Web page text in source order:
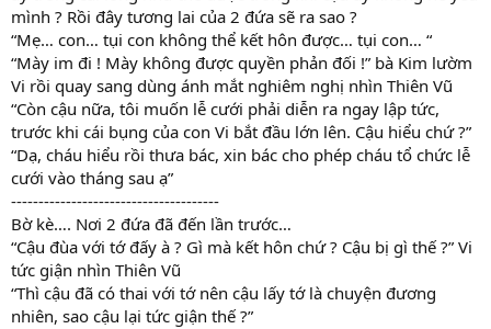
mình ? Rồi đây tương lai của 2 đứa sẽ ra sao ?
“Mẹ… con… tụi con không thể kết hôn được… tụi con… “
“Mày im đi ! Mày không được quyền phản đối !” bà Kim lườm
Vi rồi quay sang dùng ánh mắt nghiêm nghị nhìn Thiên Vũ
“Còn cậu nữa, tôi muốn lễ cưới phải diễn ra ngay lập tức,
trước khi cái bụng của con Vi bắt đầu lớn lên. Cậu hiểu chứ ?”
“Dạ, cháu hiểu rồi thưa bác, xin bác cho phép cháu tổ chức lễ
cưới vào tháng sau ạ”
--------------------------------------
Bờ kè…. Nơi 2 đứa đã đến lần trước…
“Cậu đùa với tớ đấy à ? Gì mà kết hôn chứ ? Cậu bị gì thế ?” Vi
tức giận nhìn Thiên Vũ
“Thì cậu đã có thai với tớ nên cậu lấy tớ là chuyện đương
nhiên, sao cậu lại tức giận thế ?”